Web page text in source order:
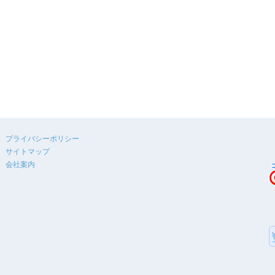
プライバシーポリシー
サイトマップ
会社案内